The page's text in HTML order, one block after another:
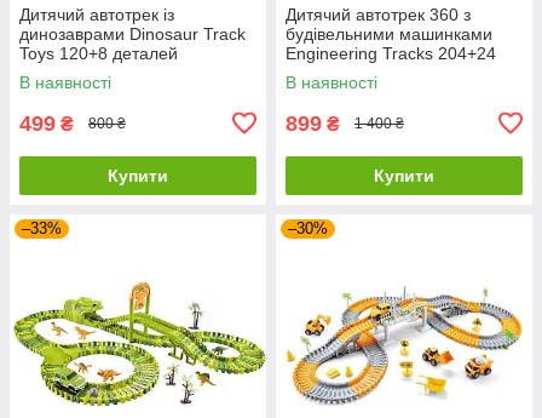
Дитячий автотрек із
динозаврами Dinosaur Track
Toys 120+8 деталей
В наявності
499 ₴ 800 ₴
Купити
Дитячий автотрек 360 з
будівельними машинками
Engineering Tracks 204+24
деталі
В наявності
899 ₴ 1 400 ₴
Купити
–33% –30%